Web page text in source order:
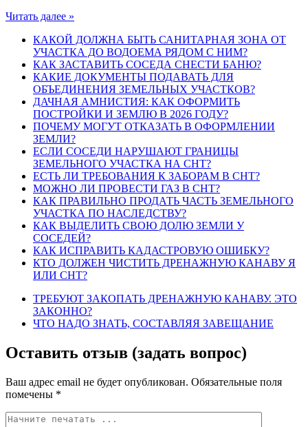
Читать далее »
КАКОЙ ДОЛЖНА БЫТЬ САНИТАРНАЯ ЗОНА ОТ
УЧАСТКА ДО ВОДОЕМА РЯДОМ С НИМ?
КАК ЗАСТАВИТЬ СОСЕДА СНЕСТИ БАНЮ?
КАКИЕ ДОКУМЕНТЫ ПОДАВАТЬ ДЛЯ
ОБЪЕДИНЕНИЯ ЗЕМЕЛЬНЫХ УЧАСТКОВ?
ДАЧНАЯ АМНИСТИЯ: КАК ОФОРМИТЬ
ПОСТРОЙКИ И ЗЕМЛЮ В 2026 ГОДУ?
ПОЧЕМУ МОГУТ ОТКАЗАТЬ В ОФОРМЛЕНИИ
ЗЕМЛИ?
ЕСЛИ СОСЕДИ НАРУШАЮТ ГРАНИЦЫ
ЗЕМЕЛЬНОГО УЧАСТКА НА СНТ?
ЕСТЬ ЛИ ТРЕБОВАНИЯ К ЗАБОРАМ В СНТ?
МОЖНО ЛИ ПРОВЕСТИ ГАЗ В СНТ?
КАК ПРАВИЛЬНО ПРОДАТЬ ЧАСТЬ ЗЕМЕЛЬНОГО
УЧАСТКА ПО НАСЛЕДСТВУ?
КАК ВЫДЕЛИТЬ СВОЮ ДОЛЮ ЗЕМЛИ У
СОСЕДЕЙ?
КАК ИСПРАВИТЬ КАДАСТРОВУЮ ОШИБКУ?
КТО ДОЛЖЕН ЧИСТИТЬ ДРЕНАЖНУЮ КАНАВУ Я
ИЛИ СНТ?
ТРЕБУЮТ ЗАКОПАТЬ ДРЕНАЖНУЮ КАНАВУ. ЭТО
ЗАКОННО?
ЧТО НАДО ЗНАТЬ, СОСТАВЛЯЯ ЗАВЕЩАНИЕ
Оставить отзыв (задать вопрос)
Ваш адрес email не будет опубликован. Обязательные поля
помечены *